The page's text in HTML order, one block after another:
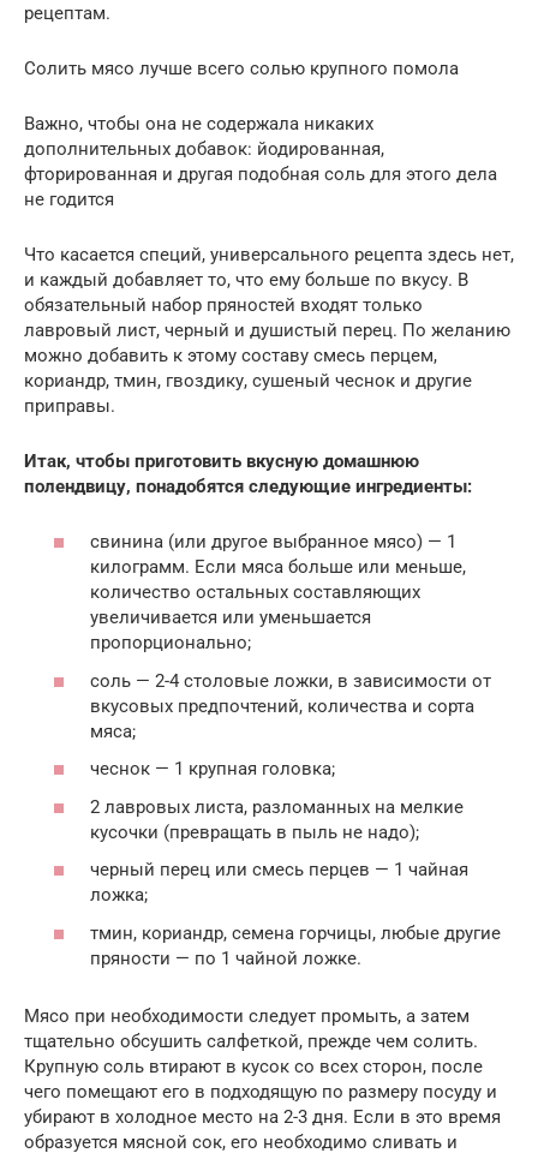
рецептам.
Солить мясо лучше всего солью крупного помола
Важно, чтобы она не содержала никаких
дополнительных добавок: йодированная,
фторированная и другая подобная соль для этого дела
не годится
Что касается специй, универсального рецепта здесь нет,
и каждый добавляет то, что ему больше по вкусу. В
обязательный набор пряностей входят только
лавровый лист, черный и душистый перец. По желанию
можно добавить к этому составу смесь перцем,
кориандр, тмин, гвоздику, сушеный чеснок и другие
приправы.
Итак, чтобы приготовить вкусную домашнюю
полендвицу, понадобятся следующие ингредиенты:
свинина (или другое выбранное мясо) — 1
килограмм. Если мяса больше или меньше,
количество остальных составляющих
увеличивается или уменьшается
пропорционально;
соль — 2-4 столовые ложки, в зависимости от
вкусовых предпочтений, количества и сорта
мяса;
чеснок — 1 крупная головка;
2 лавровых листа, разломанных на мелкие
кусочки (превращать в пыль не надо);
черный перец или смесь перцев — 1 чайная
ложка;
тмин, кориандр, семена горчицы, любые другие
пряности — по 1 чайной ложке.
Мясо при необходимости следует промыть, а затем
тщательно обсушить салфеткой, прежде чем солить.
Крупную соль втирают в кусок со всех сторон, после
чего помещают его в подходящую по размеру посуду и
убирают в холодное место на 2-3 дня. Если в это время
образуется мясной сок, его необходимо сливать и